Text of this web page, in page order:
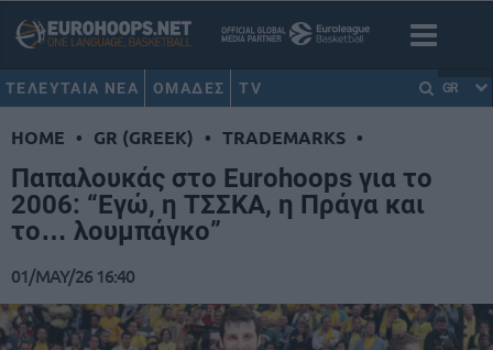
ΤΕΛΕΥΤΑΙΑ ΝΕΑ ΟΜΑΔΕΣ TV GR
HOME • GR (GREEK) • TRADEMARKS •
Παπαλουκάς στο Eurohoops για το
2006: “Εγώ, η ΤΣΣΚΑ, η Πράγα και
το… λουμπάγκο”
01/MAY/26 16:40